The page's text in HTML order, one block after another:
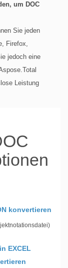
um DOC
Sie jeden
Firefox,
jedoch eine
Leistung
konvertieren
EXCEL